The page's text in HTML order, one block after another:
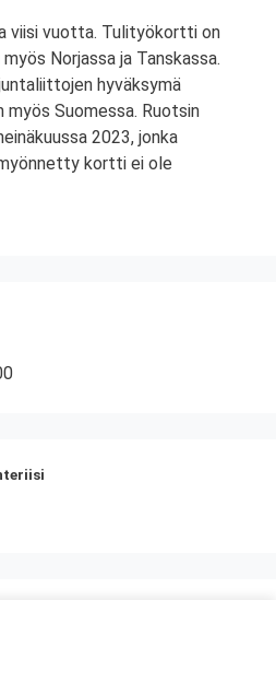
viisi vuotta. Tulityökortti on
Norjassa ja Tanskassa.
hyväksymä
Suomessa. Ruotsin
2023, jonka
kortti ei ole